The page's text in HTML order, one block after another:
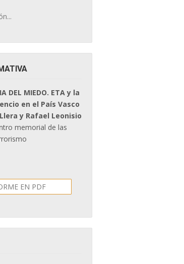
DEL MIEDO. ETA y la
en el País Vasco
y Rafael Leonisio
memorial de las
EN PDF